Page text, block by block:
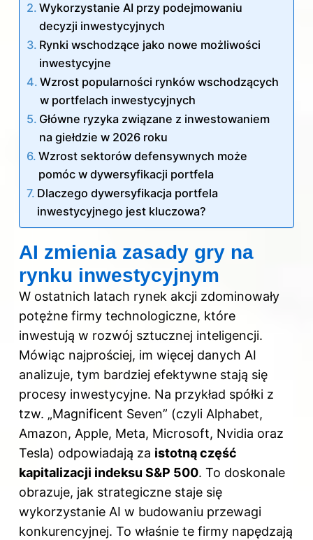
Wykorzystanie AI przy podejmowaniu
decyzji inwestycyjnych
Rynki wschodzące jako nowe możliwości
inwestycyjne
Wzrost popularności rynków wschodzących
w portfelach inwestycyjnych
Główne ryzyka związane z inwestowaniem
na giełdzie w 2026 roku
Wzrost sektorów defensywnych może
pomóc w dywersyfikacji portfela
Dlaczego dywersyfikacja portfela
inwestycyjnego jest kluczowa?
AI zmienia zasady gry na
rynku inwestycyjnym
W ostatnich latach rynek akcji zdominowały
potężne firmy technologiczne, które
inwestują w rozwój sztucznej inteligencji.
Mówiąc najprościej, im więcej danych AI
analizuje, tym bardziej efektywne stają się
procesy inwestycyjne. Na przykład spółki z
tzw. „Magnificent Seven” (czyli Alphabet,
Amazon, Apple, Meta, Microsoft, Nvidia oraz
Tesla) odpowiadają za istotną część
kapitalizacji indeksu S&P 500. To doskonale
obrazuje, jak strategiczne staje się
wykorzystanie AI w budowaniu przewagi
konkurencyjnej. To właśnie te firmy napędzają